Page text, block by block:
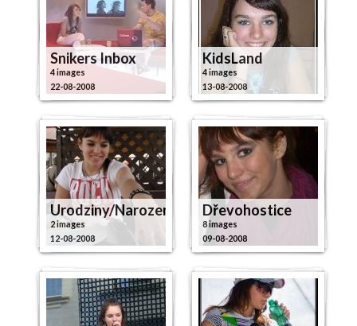
Snikers Inbox
4 images
22-08-2008
KidsLand
4 images
13-08-2008
Urodziny/Narozeniny
2 images
12-08-2008
Dřevohostice
8 images
09-08-2008